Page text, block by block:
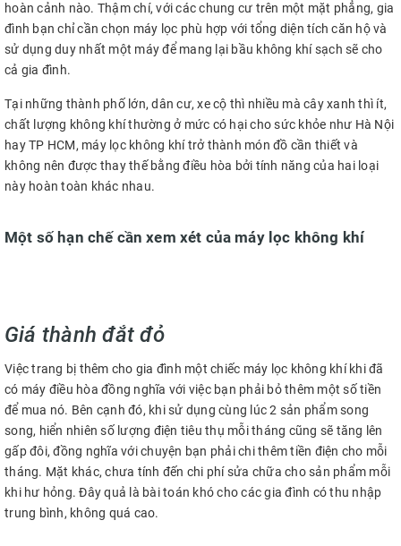
hoàn cảnh nào. Thậm chí, với các chung cư trên một mặt phẳng, gia
đình bạn chỉ cần chọn máy lọc phù hợp với tổng diện tích căn hộ và
sử dụng duy nhất một máy để mang lại bầu không khí sạch sẽ cho
cả gia đình.
Tại những thành phố lớn, dân cư, xe cộ thì nhiều mà cây xanh thì ít,
chất lượng không khí thường ở mức có hại cho sức khỏe như Hà Nội
hay TP HCM, máy lọc không khí trở thành món đồ cần thiết và
không nên được thay thế bằng điều hòa bởi tính năng của hai loại
này hoàn toàn khác nhau.
Một số hạn chế cần xem xét của máy lọc không khí
Giá thành đắt đỏ
Việc trang bị thêm cho gia đình một chiếc máy lọc không khí khi đã
có máy điều hòa đồng nghĩa với việc bạn phải bỏ thêm một số tiền
để mua nó. Bên cạnh đó, khi sử dụng cùng lúc 2 sản phẩm song
song, hiển nhiên số lượng điện tiêu thụ mỗi tháng cũng sẽ tăng lên
gấp đôi, đồng nghĩa với chuyện bạn phải chi thêm tiền điện cho mỗi
tháng. Mặt khác, chưa tính đến chi phí sửa chữa cho sản phẩm mỗi
khi hư hỏng. Đây quả là bài toán khó cho các gia đình có thu nhập
trung bình, không quá cao.